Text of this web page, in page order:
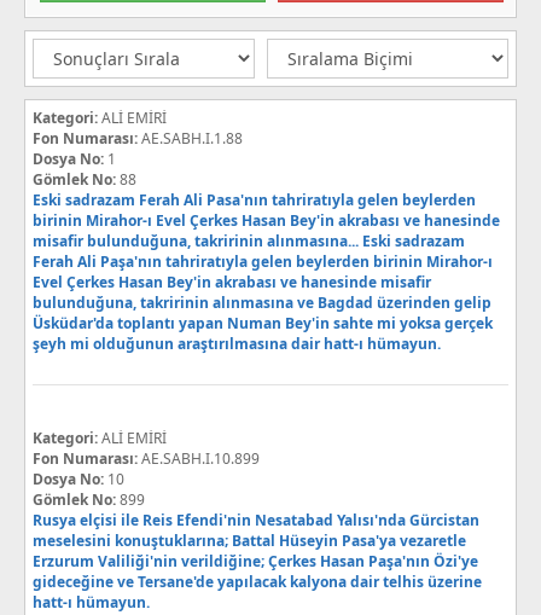
Kategori:ALİ EMİRİ
Fon Numarası:AE.SABH.I.1.88
Dosya No: 1
Gömlek No:88
Eski sadrazam Ferah Ali Pasa'nın tahriratıyla gelen beylerden
birinin Mirahor-ı Evel Çerkes Hasan Bey'in akrabası ve hanesinde
misafir bulunduğuna, takririnin alınmasına... Eski sadrazam
Ferah Ali Paşa'nın tahriratıyla gelen beylerden birinin Mirahor-ı
Evel Çerkes Hasan Bey'in akrabası ve hanesinde misafir
bulunduğuna, takririnin alınmasına ve Bagdad üzerinden gelip
Üsküdar'da toplantı yapan Numan Bey'in sahte mi yoksa gerçek
şeyh mi olduğunun araştırılmasına dair hatt-ı hümayun.
Kategori:ALİ EMİRİ
Fon Numarası:AE.SABH.I.10.899
Dosya No: 10
Gömlek No:899
Rusya elçisi ile Reis Efendi'nin Nesatabad Yalısı'nda Gürcistan
meselesini konuştuklarına; Battal Hüseyin Pasa'ya vezaretle
Erzurum Valiliği'nin verildiğine; Çerkes Hasan Paşa'nın Özi'ye
gideceğine ve Tersane'de yapılacak kalyona dair telhis üzerine
hatt-ı hümayun.